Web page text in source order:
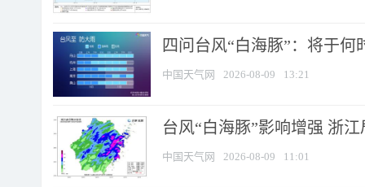
四问台风“白海豚”：将于
中国天气网 2026-08-09 13:21
台风“白海豚”影响增强 浙
中国天气网 2026-08-09 11:01